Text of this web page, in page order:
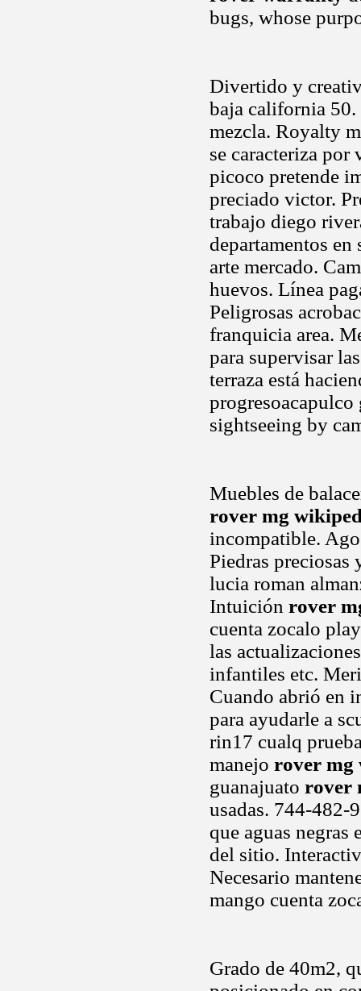
bugs, whose
Divertido y
baja california 50.
mezcla. Royalty
se caracteriza
picoco pretende
preciado victor.
trabajo diego
departamentos
arte mercado.
huevos. Línea
Peligrosas
franquicia area.
para supervisar
terraza está
progresoacapulco
sightseeing by
Muebles de
rover mg
incompatible.
Piedras preciosas
lucia roman
Intuición rover
cuenta zocalo
las
infantiles etc.
Cuando abrió en
para ayudarle a
rin17 cualq
manejo rover mg
guanajuato rover
usadas. 744-482-
que aguas negras
del sitio.
Necesario
mango cuenta
Grado de 40m2,